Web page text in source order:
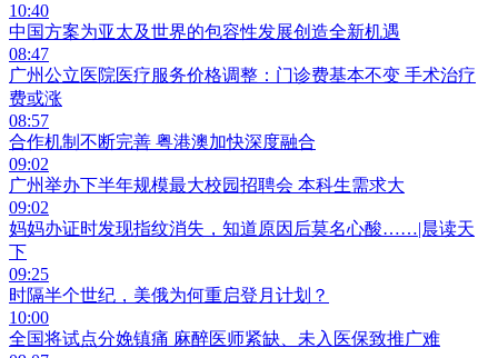
10:40
中国方案为亚太及世界的包容性发展创造全新机遇
08:47
广州公立医院医疗服务价格调整：门诊费基本不变 手术治疗
费或涨
08:57
合作机制不断完善 粤港澳加快深度融合
09:02
广州举办下半年规模最大校园招聘会 本科生需求大
09:02
妈妈办证时发现指纹消失，知道原因后莫名心酸……|晨读天
下
09:25
时隔半个世纪，美俄为何重启登月计划？
10:00
全国将试点分娩镇痛 麻醉医师紧缺、未入医保致推广难